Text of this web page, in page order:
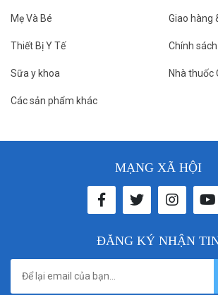
Mẹ Và Bé
Thiết Bị Y Tế
Sữa y khoa
Các sản phẩm khác
Giao hàng
Chính
Nhà thuốc
MẠNG XÃ HỘI
ĐĂNG KÝ NHẬN